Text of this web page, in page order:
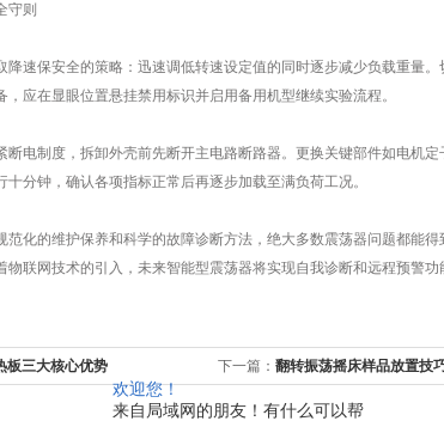
欢迎您！
来自局域网的朋友！有什么可以帮
则
保安全的策略：迅速调低转速设定值的同时逐步减少负载重量
应在显眼位置悬挂禁用标识并启用备用机型继续实验流程。
制度，拆卸外壳前先断开主电路断路器。更换关键部件如电机
分钟，确认各项指标正常后再逐步加载至满负荷工况。
的维护保养和科学的故障诊断方法，绝大多数震荡器问题都能
联网技术的引入，未来智能型震荡器将实现自我诊断和远程预警功
板三大核心优势 下一篇： 翻转振荡摇床样品放置技